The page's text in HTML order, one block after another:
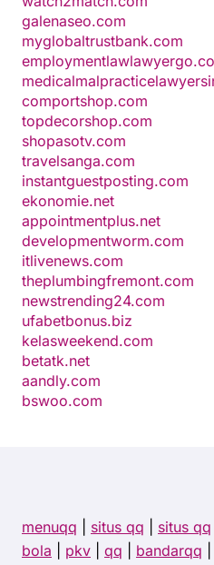
galenaseo.com
myglobaltrustbank.com
comportshop.com
topdecorshop.com
shopasotv.com
travelsanga.com
instantguestposting.com
ekonomie.net
appointmentplus.net
developmentworm.com
itlivenews.com
theplumbingfremont.com
newstrending24.com
ufabetbonus.biz
kelasweekend.com
betatk.net
aandly.com
bswoo.com
menuqq situs qq situs qq
bola
pkv qq bandarqq